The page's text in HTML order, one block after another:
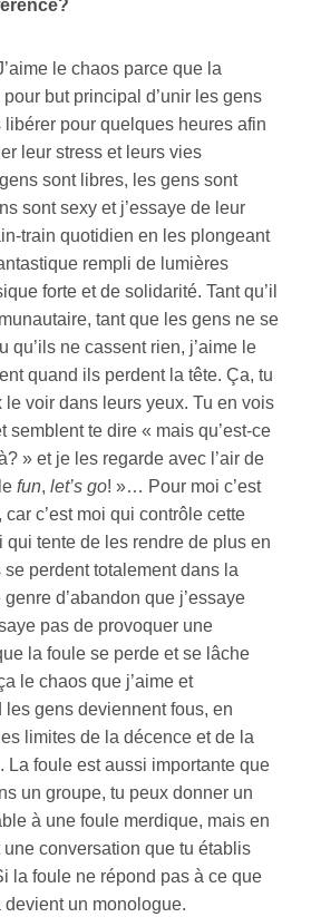
le chaos parce que la
but principal d’unir les gens
pour quelques heures afin
leur stress et leurs vies
sont libres, les gens sont
sont sexy et j’essaye de leur
train quotidien en les plongeant
rempli de lumières
forte et de solidarité. Tant qu’il
tant que les gens ne se
qu’ils ne cassent rien, j’aime le
quand ils perdent la tête. Ça, tu
le voir dans leurs yeux. Tu en vois
semblent te dire « mais qu’est-ce
» et je les regarde avec l’air de
fun, let’s go! »… Pour moi c’est
c’est moi qui contrôle cette
qui tente de les rendre de plus en
se perdent totalement dans la
genre d’abandon que j’essaye
pas de provoquer une
la foule se perde et se lâche
le chaos que j’aime et
les gens deviennent fous, en
limites de la décence et de la
La foule est aussi importante que
un groupe, tu peux donner un
à une foule merdique, mais en
une conversation que tu établis
la foule ne répond pas à ce que
devient un monologue.